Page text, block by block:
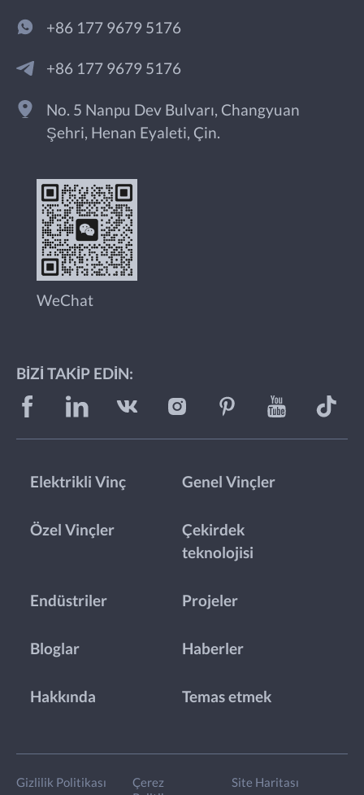
+86 177 9679 5176
+86 177 9679 5176
No. 5 Nanpu Dev Bulvarı, Changyuan
Şehri, Henan Eyaleti, Çin.
WeChat
BIZI TAKIP EDIN:
Elektrikli Vinç Genel Vinçler
Özel Vinçler
Çekirdek
teknolojisi
Endüstriler Projeler
Bloglar Haberler
Hakkında Temas etmek
Gizlilik Politikası
Çerez
Site Haritası